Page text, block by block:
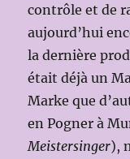
contrôle et de
aujourd’hui
la dernière
était déjà un
Marke que
en Pogner à
Meistersinger),